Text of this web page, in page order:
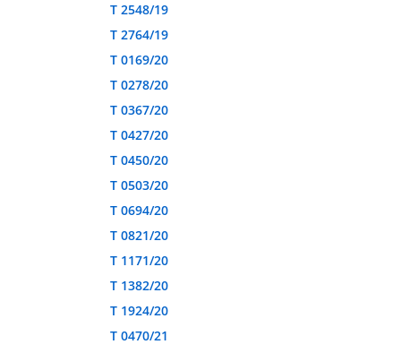
T 2548/19
T 2764/19
T 0169/20
T 0278/20
T 0367/20
T 0427/20
T 0450/20
T 0503/20
T 0694/20
T 0821/20
T 1171/20
T 1382/20
T 1924/20
T 0470/21